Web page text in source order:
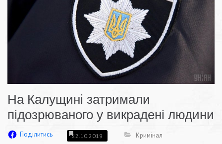
На Калущині затримали
підозрюваного у викрадені людини
Поділитись 22.10.2019 Кримінал